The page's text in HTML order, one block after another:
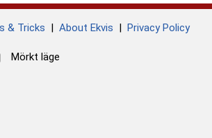
& Tricks | About Ekvis | Privacy Policy
Mörkt läge